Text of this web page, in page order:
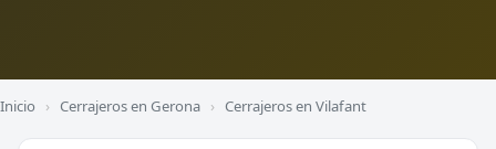
Inicio › Cerrajeros en Gerona › Cerrajeros en Vilafant